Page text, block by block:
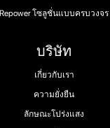
บริษัท
เกี่ยวกับเรา
ความยั่งยืน
ลักษณะโปร่งแสง
Repower โซลูชั่นแบบครบวงจร